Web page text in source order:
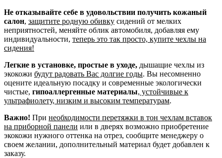
Не отказывайте себе в удовольствии получить кожаный
салон, защитите родную обивку сидений от мелких
неприятностей, меняйте облик автомобиля, добавляя ему
индивидуальности, теперь это так просто, купите чехлы на
сидения!
Легкие в установке, простые в уходе, дышащие чехлы из
экокожи будут радовать Вас долгие годы. Вы несомненно
оцените идеальную посадку и современные экологически
чистые, гипоаллергенные материалы, устойчивые к
ультрафиолету, низким и высоким температурам.
Важно! При необходимости перетяжки в тон чехлам вставок
на приборной панели или в дверях возможно приобретение
экокожи нужного оттенка на отрез, сообщите менеджеру о
своем желании, дополнительный материал будет добавлен к
заказу.